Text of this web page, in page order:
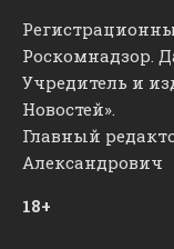
Роскомнадзор.
Учредитель и
Новостей».
Главный
Александрович
18+